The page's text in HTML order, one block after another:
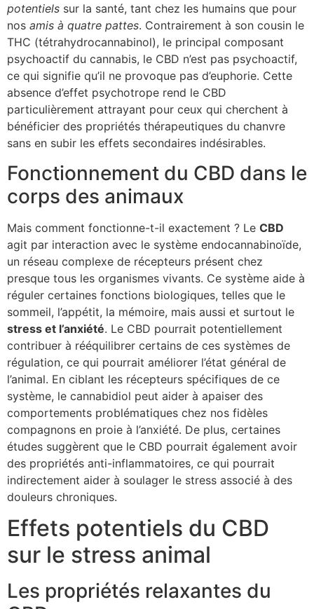
potentiels sur la santé, tant chez les humains que pour
nos amis à quatre pattes. Contrairement à son cousin le
THC (tétrahydrocannabinol), le principal composant
psychoactif du cannabis, le CBD n’est pas psychoactif,
ce qui signifie qu’il ne provoque pas d’euphorie. Cette
absence d’effet psychotrope rend le CBD
particulièrement attrayant pour ceux qui cherchent à
bénéficier des propriétés thérapeutiques du chanvre
sans en subir les effets secondaires indésirables.
Fonctionnement du CBD dans le
corps des animaux
Mais comment fonctionne-t-il exactement ? Le CBD
agit par interaction avec le système endocannabinoïde,
un réseau complexe de récepteurs présent chez
presque tous les organismes vivants. Ce système aide à
réguler certaines fonctions biologiques, telles que le
sommeil, l’appétit, la mémoire, mais aussi et surtout le
stress et l’anxiété. Le CBD pourrait potentiellement
contribuer à rééquilibrer certains de ces systèmes de
régulation, ce qui pourrait améliorer l’état général de
l’animal. En ciblant les récepteurs spécifiques de ce
système, le cannabidiol peut aider à apaiser des
comportements problématiques chez nos fidèles
compagnons en proie à l’anxiété. De plus, certaines
études suggèrent que le CBD pourrait également avoir
des propriétés anti-inflammatoires, ce qui pourrait
indirectement aider à soulager le stress associé à des
douleurs chroniques.
Effets potentiels du CBD
sur le stress animal
Les propriétés relaxantes du